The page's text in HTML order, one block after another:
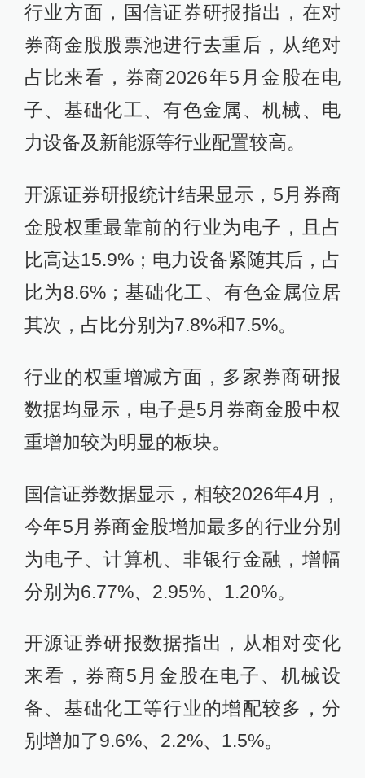
行业方面，国信证券研报指出，在对
券商金股股票池进行去重后，从绝对
占比来看，券商2026年5月金股在电
子、基础化工、有色金属、机械、电
力设备及新能源等行业配置较高。
开源证券研报统计结果显示，5月券商
金股权重最靠前的行业为电子，且占
比高达15.9%；电力设备紧随其后，占
比为8.6%；基础化工、有色金属位居
其次，占比分别为7.8%和7.5%。
行业的权重增减方面，多家券商研报
数据均显示，电子是5月券商金股中权
重增加较为明显的板块。
国信证券数据显示，相较2026年4月，
今年5月券商金股增加最多的行业分别
为电子、计算机、非银行金融，增幅
分别为6.77%、2.95%、1.20%。
开源证券研报数据指出，从相对变化
来看，券商5月金股在电子、机械设
备、基础化工等行业的增配较多，分
别增加了9.6%、2.2%、1.5%。